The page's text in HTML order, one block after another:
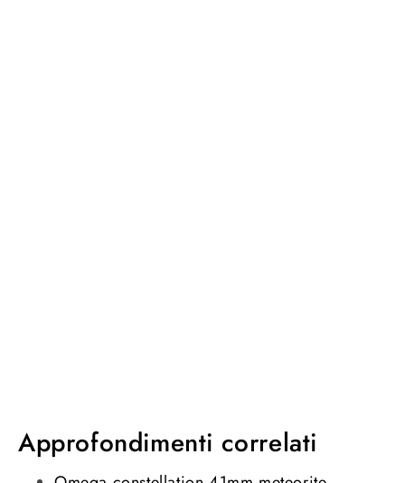
Approfondimenti correlati